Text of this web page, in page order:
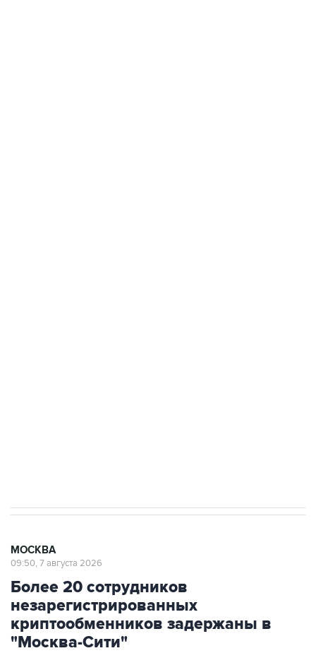
МОСКВА
09:50, 7 августа 2026
Более 20 сотрудников
незарегистрированных
криптообменников задержаны в
"Москва-Сити"